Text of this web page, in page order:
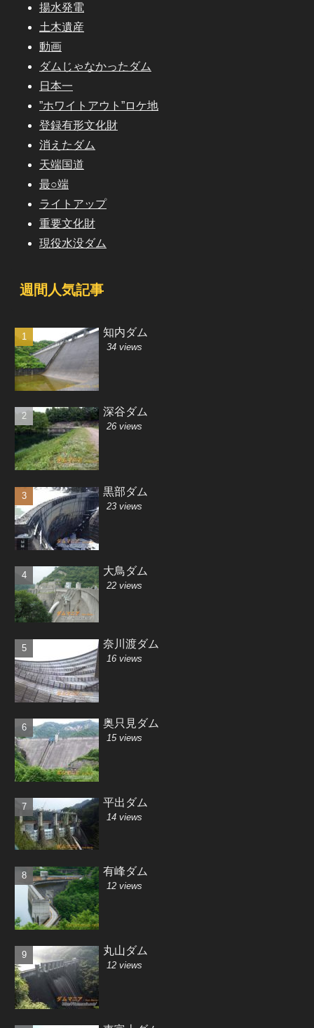
揚水発電
土木遺産
動画
ダムじゃなかったダム
日本一
”ホワイトアウト”ロケ地
登録有形文化財
消えたダム
天端国道
最○端
ライトアップ
重要文化財
現役水没ダム
週間人気記事
知内ダム
34 views
深谷ダム
26 views
黒部ダム
23 views
大鳥ダム
22 views
奈川渡ダム
16 views
奥只見ダム
15 views
平出ダム
14 views
有峰ダム
12 views
丸山ダム
12 views